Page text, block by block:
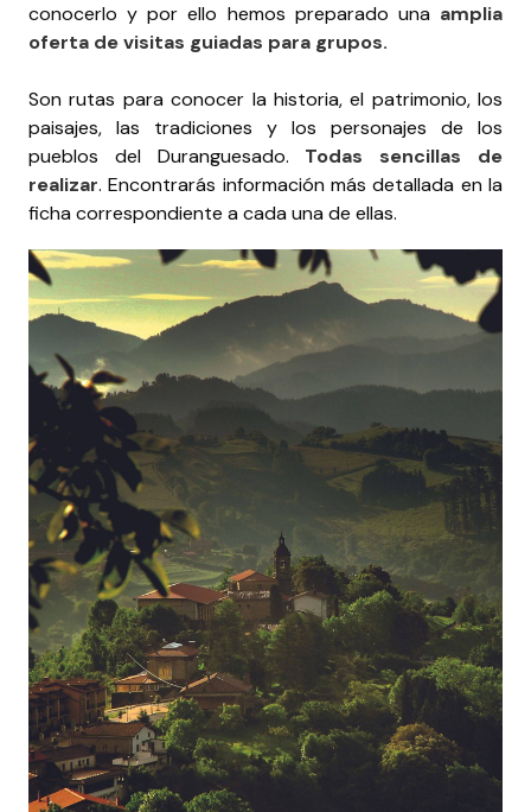
conocerlo y por ello hemos preparado una amplia
oferta de visitas guiadas para grupos.
Son rutas para conocer la historia, el patrimonio, los
paisajes, las tradiciones y los personajes de los
pueblos del Duranguesado. Todas sencillas de
realizar. Encontrarás información más detallada en la
ficha correspondiente a cada una de ellas.